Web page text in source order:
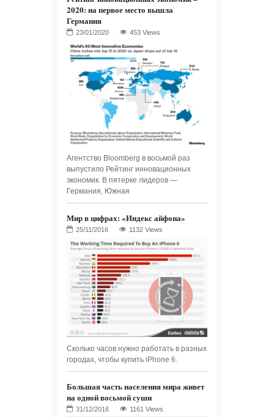
2020: на первое место вышла
Германия
453 Views
Агентство Bloomberg в восьмой раз
выпустило Рейтинг инновационных
экономик. В пятерке лидеров —
Германия, Южная
Мир в цифрах: «Индекс айфона»
1132 Views
Сколько часов нужно работать в разных
городах, чтобы купить iPhone 6.
Большая часть населения мира живет
на одной восьмой суши
1161 Views